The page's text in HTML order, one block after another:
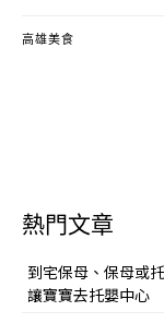
高雄美食
熱門文章
到宅保母、保母或
讓寶寶去托嬰中心